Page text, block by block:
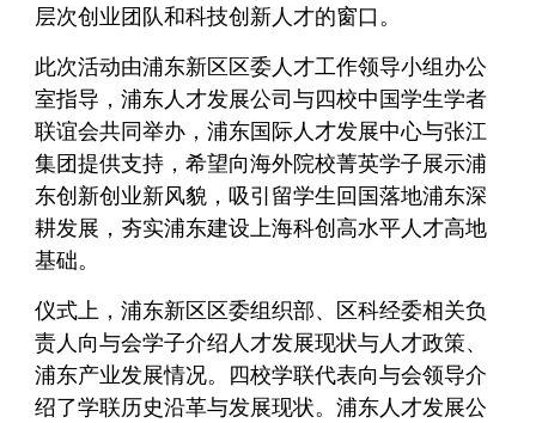
层次创业团队和科技创新人才的窗口。
此次活动由浦东新区区委人才工作领导小组办公
室指导，浦东人才发展公司与四校中国学生学者
联谊会共同举办，浦东国际人才发展中心与张江
集团提供支持，希望向海外院校菁英学子展示浦
东创新创业新风貌，吸引留学生回国落地浦东深
耕发展，夯实浦东建设上海科创高水平人才高地
基础。
仪式上，浦东新区区委组织部、区科经委相关负
责人向与会学子介绍人才发展现状与人才政策、
浦东产业发展情况。四校学联代表向与会领导介
绍了学联历史沿革与发展现状。浦东人才发展公